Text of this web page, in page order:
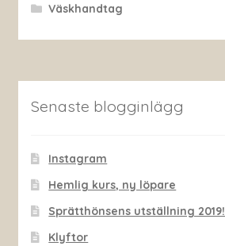
Väskhandtag
Senaste blogginlägg
Instagram
Hemlig kurs, ny löpare
Sprätthönsens utställning 2019!
Klyftor